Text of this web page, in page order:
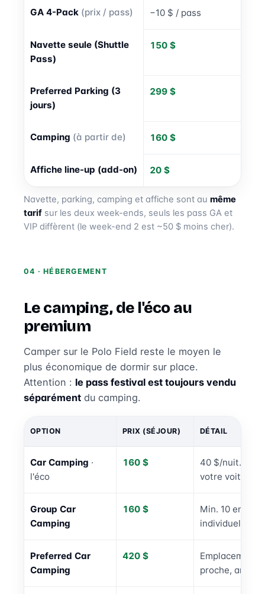
GA 4-Pack (prix / pass) −10 $ / pass
Navette seule (Shuttle
Pass)
150 $
Preferred Parking (3
jours)
299 $
Camping (à partir de) 160 $
Affiche line-up (add-on) 20 $
Navette, parking, camping et affiche sont au même
tarif sur les deux week-ends, seuls les pass GA et
VIP diffèrent (le week-end 2 est ~50 $ moins cher).
04 · HÉBERGEMENT
Le camping, de l'éco au
premium
Camper sur le Polo Field reste le moyen le
plus économique de dormir sur place.
Attention : le pass festival est toujours vendu
séparément du camping.
OPTION PRIX (SÉJOUR) DÉTAIL
Car Camping ·
l'éco
160 $
40 $/nuit.
votre voiture.
Group Car
Camping
160 $
Min. 10
individuel
Preferred Car
Camping
420 $
Emplacement
proche,